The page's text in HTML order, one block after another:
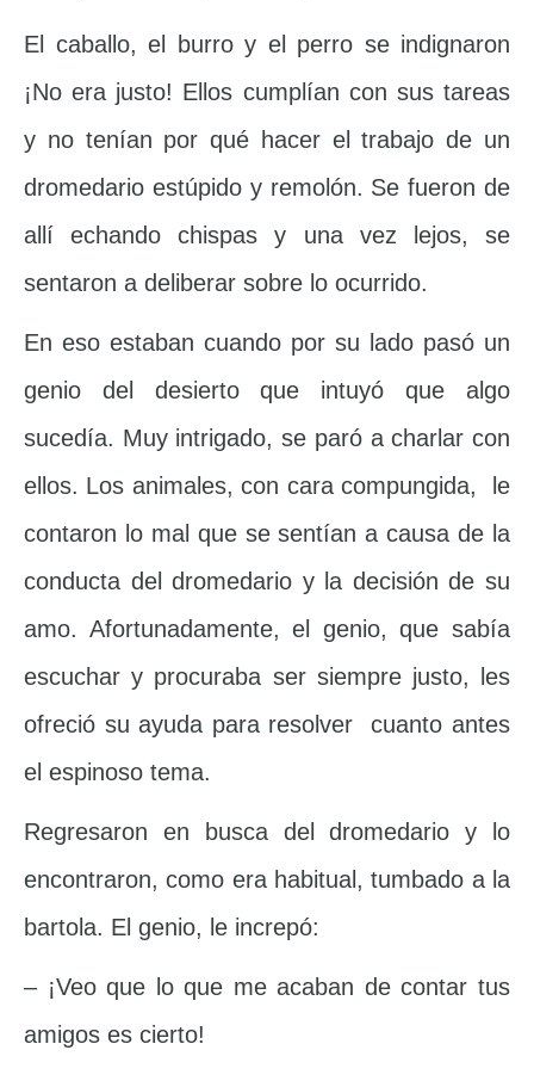
El caballo, el burro y el perro se indignaron
¡No era justo! Ellos cumplían con sus tareas
y no tenían por qué hacer el trabajo de un
dromedario estúpido y remolón. Se fueron de
allí echando chispas y una vez lejos, se
sentaron a deliberar sobre lo ocurrido.
En eso estaban cuando por su lado pasó un
genio del desierto que intuyó que algo
sucedía. Muy intrigado, se paró a charlar con
ellos. Los animales, con cara compungida, le
contaron lo mal que se sentían a causa de la
conducta del dromedario y la decisión de su
amo. Afortunadamente, el genio, que sabía
escuchar y procuraba ser siempre justo, les
ofreció su ayuda para resolver cuanto antes
el espinoso tema.
Regresaron en busca del dromedario y lo
encontraron, como era habitual, tumbado a la
bartola. El genio, le increpó:
– ¡Veo que lo que me acaban de contar tus
amigos es cierto!